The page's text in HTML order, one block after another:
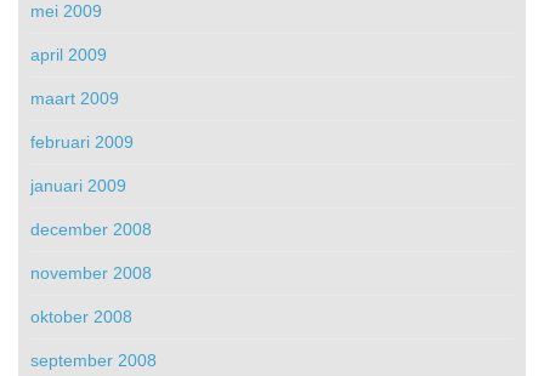
mei 2009
april 2009
maart 2009
februari 2009
januari 2009
december 2008
november 2008
oktober 2008
september 2008